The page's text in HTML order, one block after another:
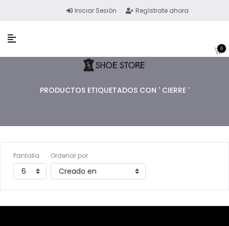
Iniciar Sesión Regístrate ahora
0
PRODUCTOS ETIQUETADOS CON ' CIERRE '
Pantalla Ordenar por